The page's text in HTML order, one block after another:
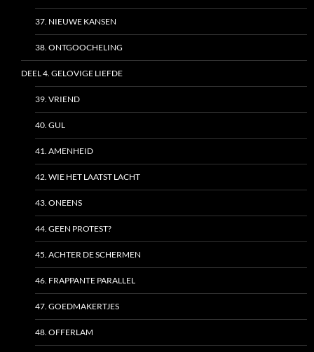
37. NIEUWE KANSEN
38. ONTGOOCHELING
DEEL 4. GELOVIGE LIEFDE
39. VRIEND
40. GUL
41. AMENHEID
42. WIE HET LAATST LACHT
43. ONEENS
44. GEEN PROTEST?
45. ACHTER DE SCHERMEN
46. FRAPPANTE PARALLEL
47. GOEDMAKERTJES
48. OFFERLAM